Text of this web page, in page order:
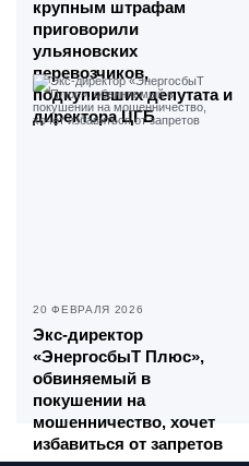
крупным штрафам
приговорили
ульяновских
перевозчиков,
подкупивших депутата и
директора ЦГБ
20 ФЕВРАЛЯ 2026
Экс-директор
«ЭнергосбыТ Плюс»,
обвиняемый в
покушении на
мошенничество, хочет
избавиться от запретов